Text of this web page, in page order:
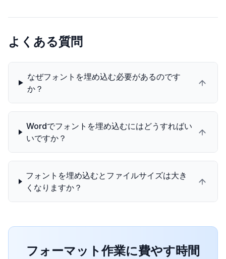
よくある質問
なぜフォントを埋め込む必要があるのです
か？
Wordでフォントを埋め込むにはどうすればい
いですか？
フォントを埋め込むとファイルサイズは大き
くなりますか？
フォーマット作業に費やす時間